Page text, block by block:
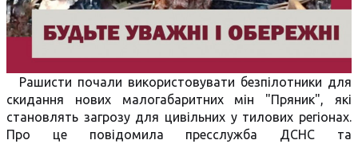
Рашисти почали використовувати безпілотники для
скидання нових малогабаритних мін "Пряник", які
становлять загрозу для цивільних у тилових регіонах.
Про це повідомила пресслужба ДСНС та